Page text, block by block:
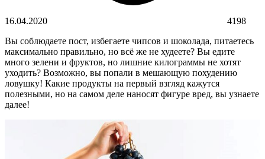
16.04.2020
4198
Вы соблюдаете пост, избегаете чипсов и шоколада, питаетесь
максимально правильно, но всё же не худеете? Вы едите
много зелени и фруктов, но лишние килограммы не хотят
уходить? Возможно, вы попали в мешающую похудению
ловушку! Какие продукты на первый взгляд кажутся
полезными, но на самом деле наносят фигуре вред, вы узнаете
далее!